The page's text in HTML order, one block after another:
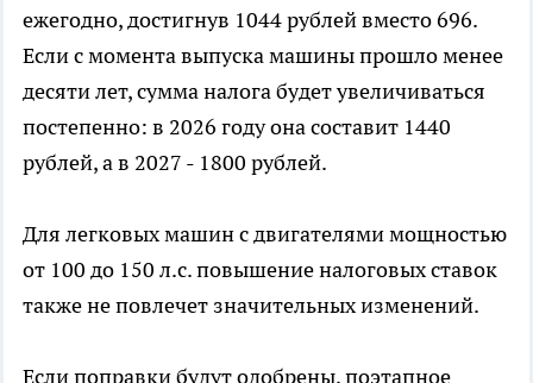
ежегодно, достигнув 1044 рублей вместо 696.
Если с момента выпуска машины прошло менее
десяти лет, сумма налога будет увеличиваться
постепенно: в 2026 году она составит 1440
рублей, а в 2027 - 1800 рублей.
Для легковых машин с двигателями мощностью
от 100 до 150 л.с. повышение налоговых ставок
также не повлечет значительных изменений.
Если поправки будут одобрены, поэтапное